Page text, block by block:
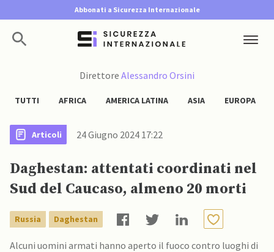
Abbonati a Sicurezza Internazionale
Direttore Alessandro Orsini
TUTTI AFRICA AMERICA LATINA ASIA EUROPA
Articoli 24 Giugno 2024 17:22
Daghestan: attentati coordinati nel
Sud del Caucaso, almeno 20 morti
Russia Daghestan
Alcuni uomini armati hanno aperto il fuoco contro luoghi di